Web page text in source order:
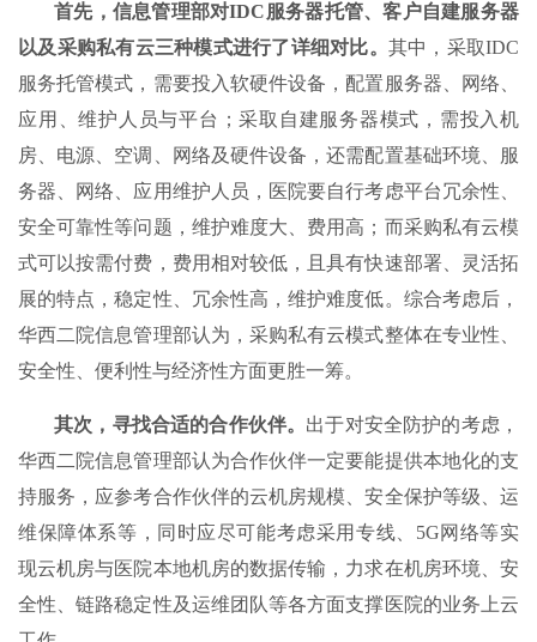
首先，信息管理部对IDC服务器托管、客户自建服务器
以及采购私有云三种模式进行了详细对比。 其中，采取IDC
服务托管模式，需要投入软硬件设备，配置服务器、网络、
应用、维护人员与平台；采取自建服务器模式，需投入机
房、电源、空调、网络及硬件设备，还需配置基础环境、服
务器、网络、应用维护人员，医院要自行考虑平台冗余性、
安全可靠性等问题，维护难度大、费用高；而采购私有云模
式可以按需付费，费用相对较低，且具有快速部署、灵活拓
展的特点，稳定性、冗余性高，维护难度低。综合考虑后，
华西二院信息管理部认为，采购私有云模式整体在专业性、
安全性、便利性与经济性方面更胜一筹。
其次，寻找合适的合作伙伴。 出于对安全防护的考虑，
华西二院信息管理部认为合作伙伴一定要能提供本地化的支
持服务，应参考合作伙伴的云机房规模、安全保护等级、运
维保障体系等，同时应尽可能考虑采用专线、5G网络等实
现云机房与医院本地机房的数据传输，力求在机房环境、安
全性、链路稳定性及运维团队等各方面支撑医院的业务上云